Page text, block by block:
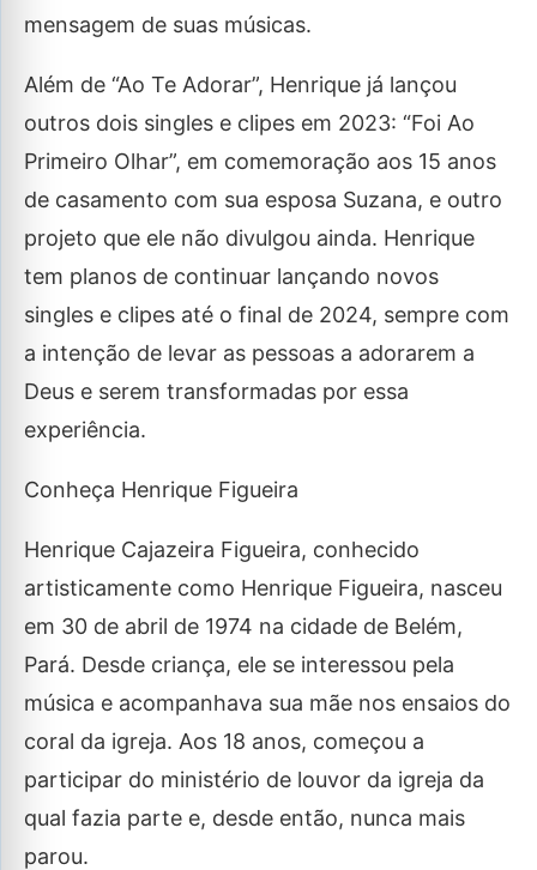
mensagem de suas músicas.
Além de “Ao Te Adorar”, Henrique já lançou
outros dois singles e clipes em 2023: “Foi Ao
Primeiro Olhar”, em comemoração aos 15 anos
de casamento com sua esposa Suzana, e outro
projeto que ele não divulgou ainda. Henrique
tem planos de continuar lançando novos
singles e clipes até o final de 2024, sempre com
a intenção de levar as pessoas a adorarem a
Deus e serem transformadas por essa
experiência.
Conheça Henrique Figueira
Henrique Cajazeira Figueira, conhecido
artisticamente como Henrique Figueira, nasceu
em 30 de abril de 1974 na cidade de Belém,
Pará. Desde criança, ele se interessou pela
música e acompanhava sua mãe nos ensaios do
coral da igreja. Aos 18 anos, começou a
participar do ministério de louvor da igreja da
qual fazia parte e, desde então, nunca mais
parou.